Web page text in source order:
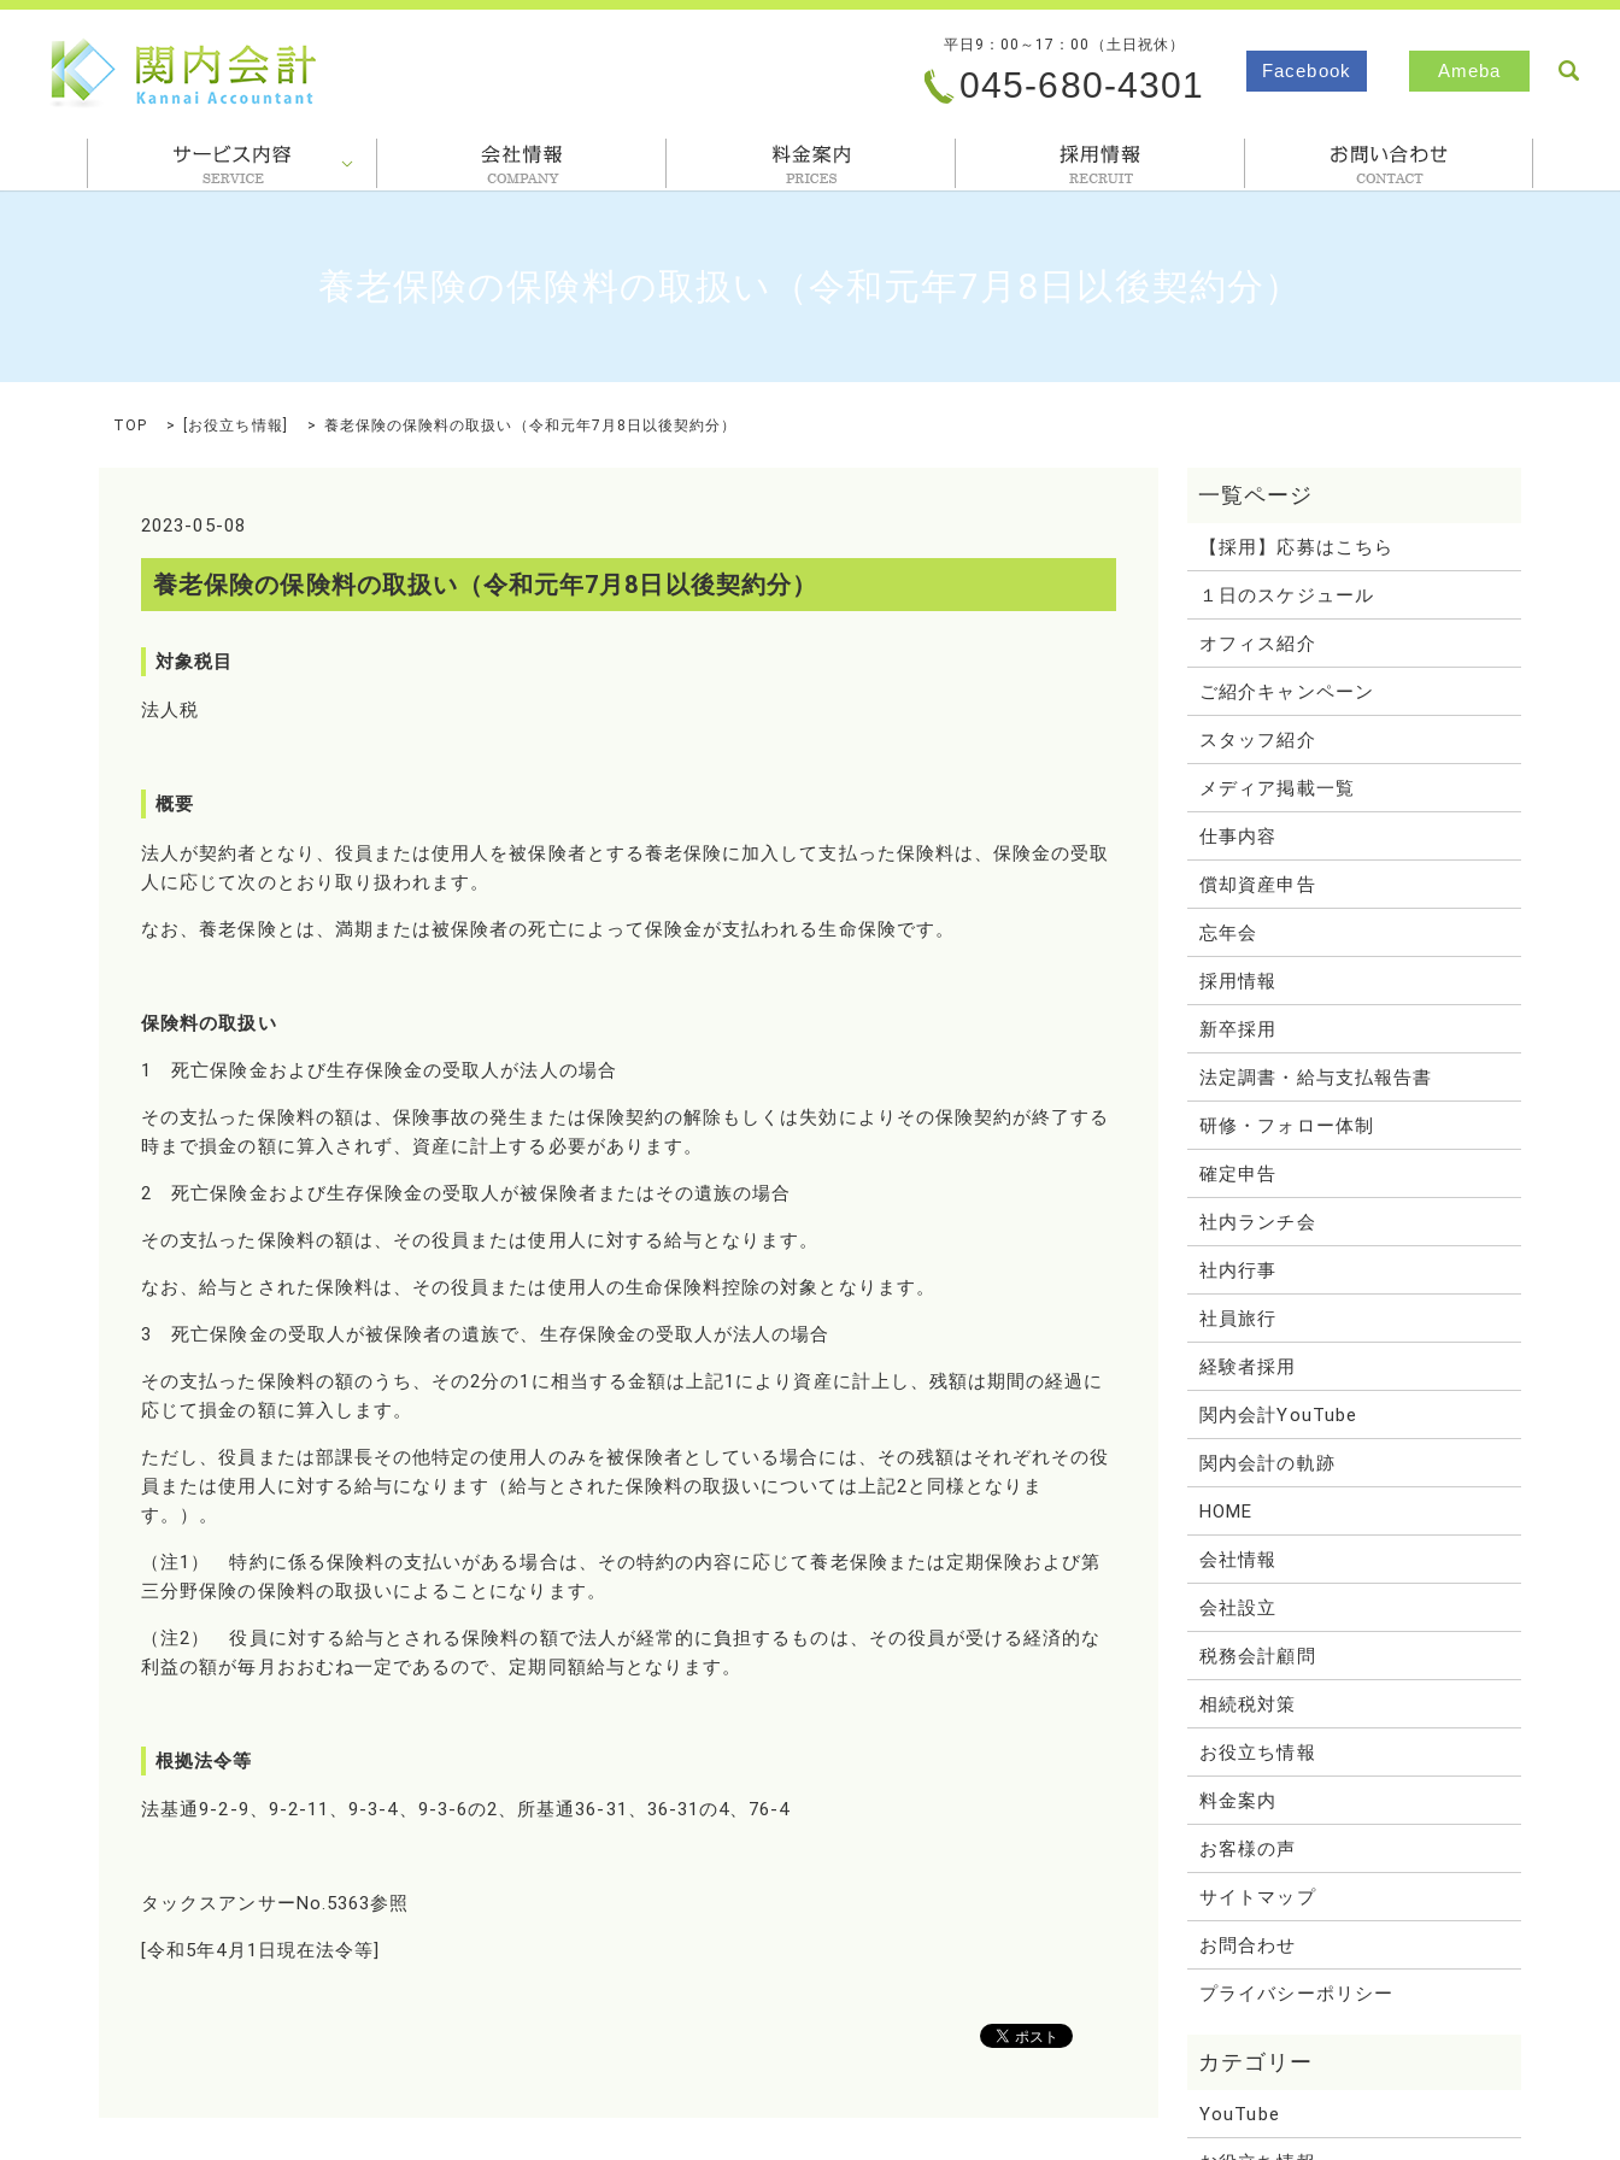
平日9：00～17：00（土日祝休）
045-680-4301 Facebook Ameba
養老保険の保険料の取扱い（令和元年7月8日以後契約分）
TOP お役立ち情報 養老保険の保険料の取扱い（令和元年7月8日以後契約分）
2023-05-08
養老保険の保険料の取扱い（令和元年7月8日以後契約分）
対象税目
法人税
概要
法人が契約者となり、役員または使用人を被保険者とする養老保険に加入して支払った保険料は、保険金の受取
人に応じて次のとおり取り扱われます。
なお、養老保険とは、満期または被保険者の死亡によって保険金が支払われる生命保険です。
保険料の取扱い
1 死亡保険金および生存保険金の受取人が法人の場合
その支払った保険料の額は、保険事故の発生または保険契約の解除もしくは失効によりその保険契約が終了する
時まで損金の額に算入されず、資産に計上する必要があります。
2 死亡保険金および生存保険金の受取人が被保険者またはその遺族の場合
その支払った保険料の額は、その役員または使用人に対する給与となります。
なお、給与とされた保険料は、その役員または使用人の生命保険料控除の対象となります。
3 死亡保険金の受取人が被保険者の遺族で、生存保険金の受取人が法人の場合
その支払った保険料の額のうち、その2分の1に相当する金額は上記1により資産に計上し、残額は期間の経過に
応じて損金の額に算入します。
ただし、役員または部課長その他特定の使用人のみを被保険者としている場合には、その残額はそれぞれその役
員または使用人に対する給与になります（給与とされた保険料の取扱いについては上記2と同様となりま
す。）。
（注1） 特約に係る保険料の支払いがある場合は、その特約の内容に応じて養老保険または定期保険および第
三分野保険の保険料の取扱いによることになります。
（注2） 役員に対する給与とされる保険料の額で法人が経常的に負担するものは、その役員が受ける経済的な
利益の額が毎月おおむね一定であるので、定期同額給与となります。
根拠法令等
法基通9-2-9、9-2-11、9-3-4、9-3-6の2、所基通36-31、36-31の4、76-4
タックスアンサーNo.5363参照
[令和5年4月1日現在法令等]
【採用】応募はこちら
１日のスケジュール
オフィス紹介
ご紹介キャンペーン
スタッフ紹介
メディア掲載一覧
仕事内容
償却資産申告
忘年会
採用情報
新卒採用
法定調書・給与支払報告書
研修・フォロー体制
確定申告
社内ランチ会
社内行事
社員旅行
経験者採用
関内会計YouTube
関内会計の軌跡
HOME
会社情報
会社設立
税務会計顧問
相続税対策
お役立ち情報
料金案内
お客様の声
サイトマップ
お問合わせ
プライバシーポリシー
YouTube